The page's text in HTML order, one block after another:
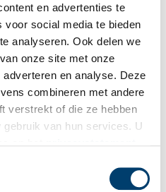
en advertenties te
voor social media te bieden
analyseren. Ook delen we
onze site met onze
en analyse. Deze
combineren met andere
verstrekt of die ze hebben
van hun services. U
Wel in het Noord-
bedrijfsarchief van cacao- en
bezichtigen. Sommige stukken
verslagen van
rapporten. Toch zijn
vinden, zoals de persoonlijke
A.H. de Heus.